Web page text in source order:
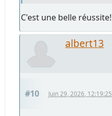
C'est une belle réussite!
albert13
#10 Juin 29, 2026, 12:19:25